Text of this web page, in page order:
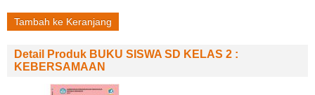
Tambah ke Keranjang
Detail Produk BUKU SISWA SD KELAS 2 :
KEBERSAMAAN